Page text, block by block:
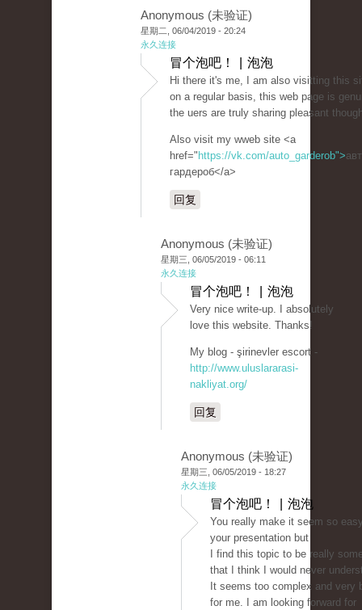
Anonymous (未验证)
星期二, 06/04/2019 - 20:24
永久连接
冒个泡吧！ | 泡泡
Hi there it's me, I am also visitting this
on a regular basis, this web page is
the uers are truly sharing pleasant
Also visit my wweb site <a
href=" https://vk.com/auto_garderob">
гардероб</a>
回复
Anonymous (未验证)
星期三, 06/05/2019 - 06:11
永久连接
冒个泡吧！ | 泡泡
Very nice write-up. I absolutely
love this website. Thanks!
My blog - şirinevler escort -
http://www.uluslararasi-
nakliyat.org/
回复
Anonymous (未验证)
星期三, 06/05/2019 - 18:27
永久连接
冒个泡吧！ | 泡泡
You really make it seem so
your presentation but
I find this topic to be really
that I think I would never
It seems too complex and very
for me. I am looking forward for